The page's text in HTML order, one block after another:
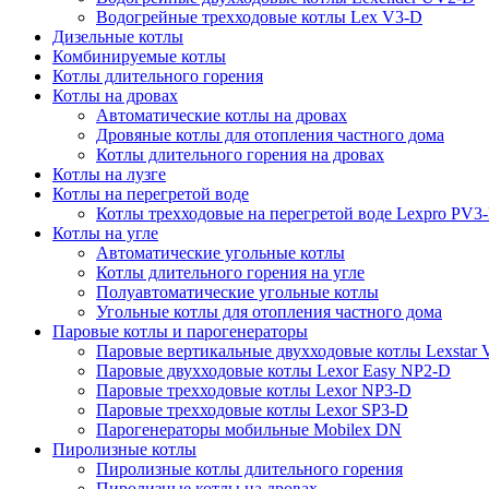
Водогрейные трехходовые котлы Lex V3-D
Дизельные котлы
Комбинируемые котлы
Котлы длительного горения
Котлы на дровах
Автоматические котлы на дровах
Дровяные котлы для отопления частного дома
Котлы длительного горения на дровах
Котлы на лузге
Котлы на перегретой воде
Котлы трехходовые на перегретой воде Lexpro
Котлы на угле
Автоматические угольные котлы
Котлы длительного горения на угле
Полуавтоматические угольные котлы
Угольные котлы для отопления частного дома
Паровые котлы и парогенераторы
Паровые вертикальные двухходовые котлы Lexstar
Паровые двухходовые котлы Lexor Easy NP2-D
Паровые трехходовые котлы Lexor NP3-D
Паровые трехходовые котлы Lexor SP3-D
Парогенераторы мобильные Mobilex DN
Пиролизные котлы
Пиролизные котлы длительного горения